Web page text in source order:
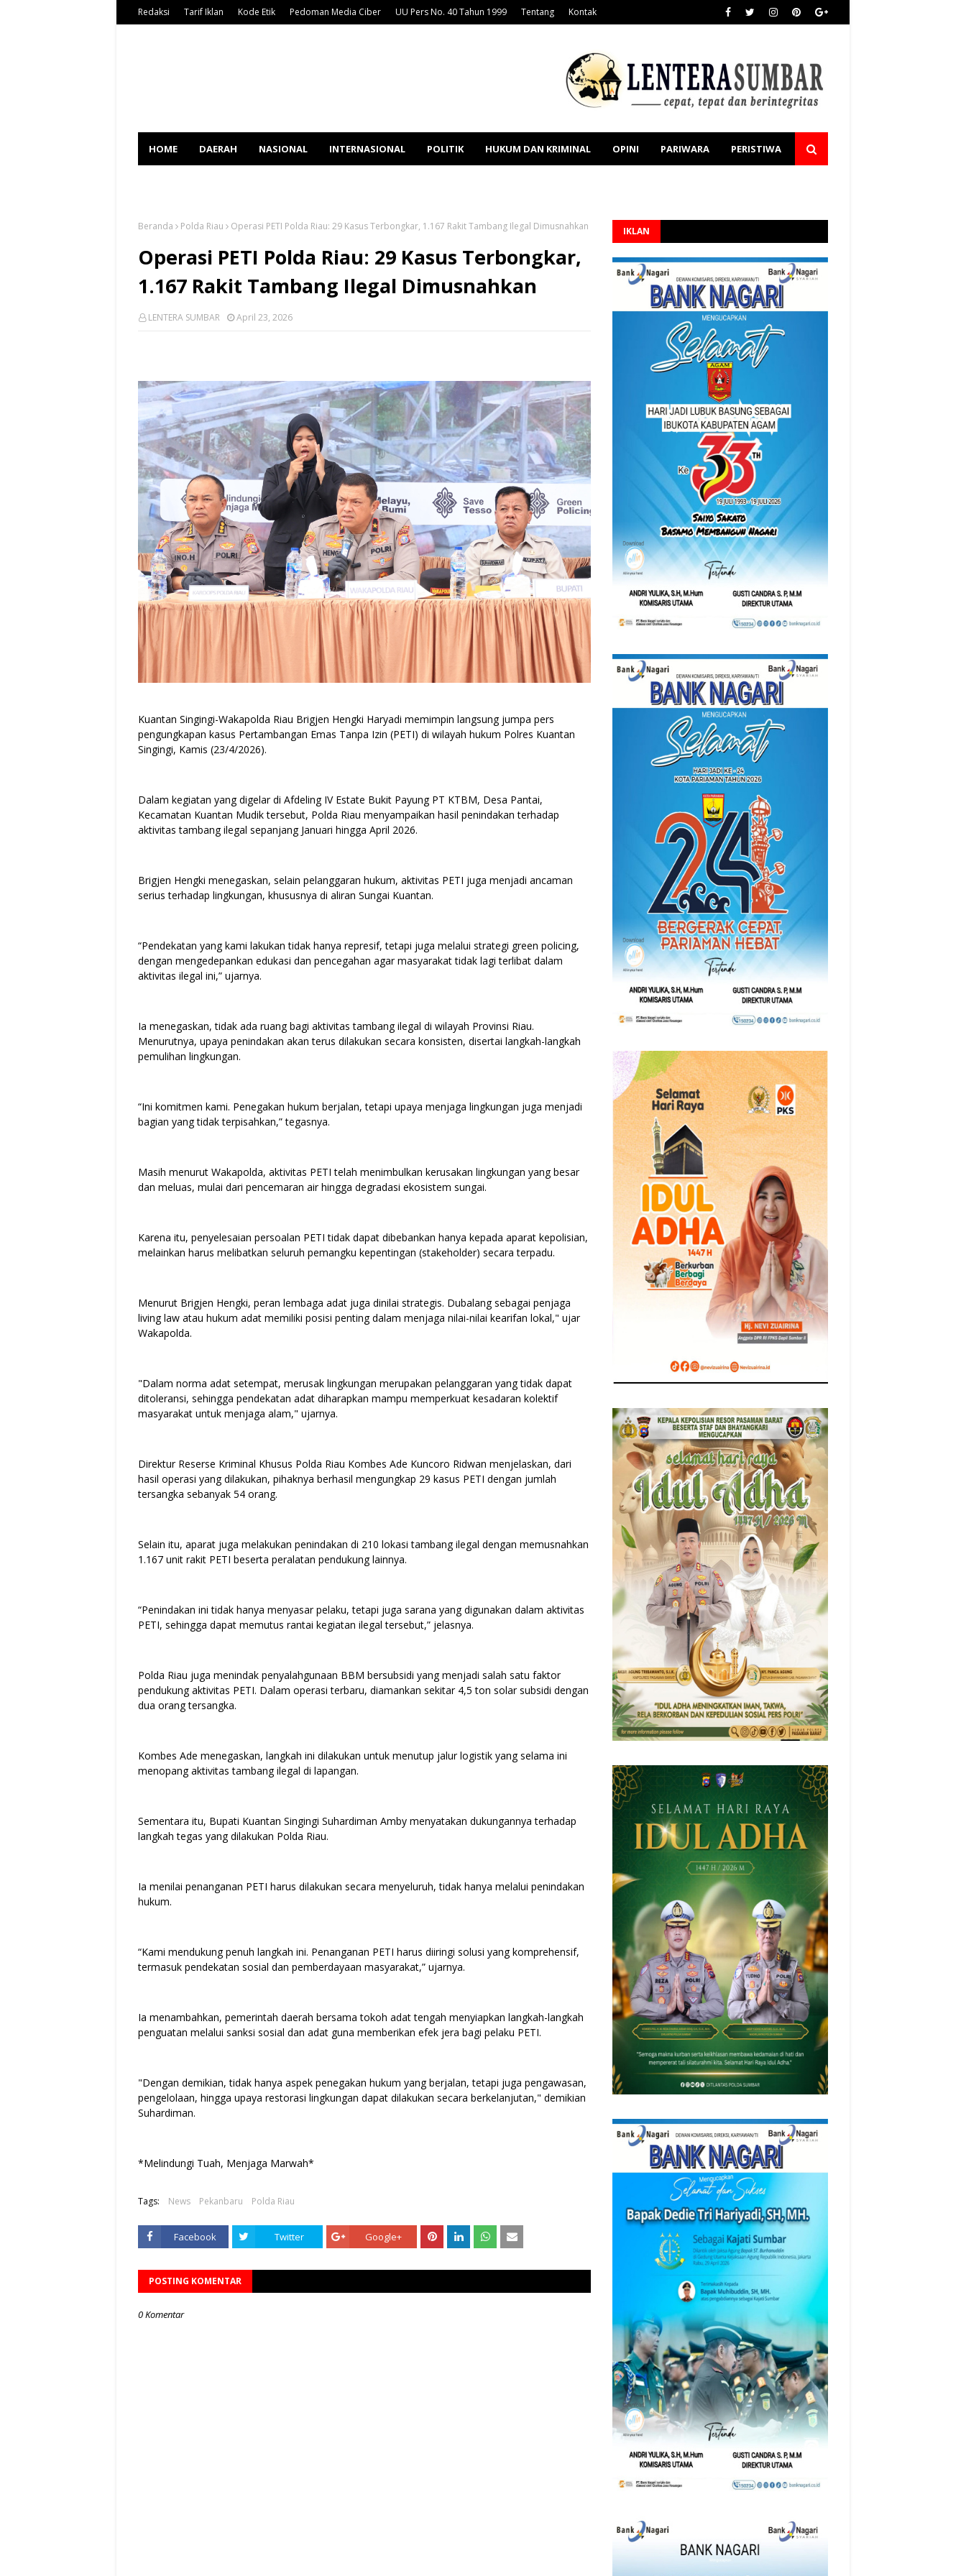
Redaksi Tarif Iklan Kode Etik Pedoman Media Ciber UU Pers No. 40 Tahun 1999 Tentang Kontak
HOME DAERAH NASIONAL INTERNASIONAL POLITIK HUKUM DAN KRIMINAL OPINI PARIWARA PERISTIWA
Beranda Polda Riau Operasi PETI Polda Riau: 29 Kasus Terbongkar, 1.167 Rakit Tambang Ilegal Dimusnahkan
Operasi PETI Polda Riau: 29 Kasus Terbongkar,
1.167 Rakit Tambang Ilegal Dimusnahkan
LENTERA SUMBAR April 23, 2026
Kuantan Singingi-Wakapolda Riau Brigjen Hengki Haryadi memimpin langsung jumpa pers
pengungkapan kasus Pertambangan Emas Tanpa Izin (PETI) di wilayah hukum Polres Kuantan
Singingi, Kamis (23/4/2026).
Dalam kegiatan yang digelar di Afdeling IV Estate Bukit Payung PT KTBM, Desa Pantai,
Kecamatan Kuantan Mudik tersebut, Polda Riau menyampaikan hasil penindakan terhadap
aktivitas tambang ilegal sepanjang Januari hingga April 2026.
Brigjen Hengki menegaskan, selain pelanggaran hukum, aktivitas PETI juga menjadi ancaman
serius terhadap lingkungan, khususnya di aliran Sungai Kuantan.
“Pendekatan yang kami lakukan tidak hanya represif, tetapi juga melalui strategi green policing,
dengan mengedepankan edukasi dan pencegahan agar masyarakat tidak lagi terlibat dalam
aktivitas ilegal ini,” ujarnya.
Ia menegaskan, tidak ada ruang bagi aktivitas tambang ilegal di wilayah Provinsi Riau.
Menurutnya, upaya penindakan akan terus dilakukan secara konsisten, disertai langkah-langkah
pemulihan lingkungan.
“Ini komitmen kami. Penegakan hukum berjalan, tetapi upaya menjaga lingkungan juga menjadi
bagian yang tidak terpisahkan,” tegasnya.
Masih menurut Wakapolda, aktivitas PETI telah menimbulkan kerusakan lingkungan yang besar
dan meluas, mulai dari pencemaran air hingga degradasi ekosistem sungai.
Karena itu, penyelesaian persoalan PETI tidak dapat dibebankan hanya kepada aparat kepolisian,
melainkan harus melibatkan seluruh pemangku kepentingan (stakeholder) secara terpadu.
Menurut Brigjen Hengki, peran lembaga adat juga dinilai strategis. Dubalang sebagai penjaga
living law atau hukum adat memiliki posisi penting dalam menjaga nilai-nilai kearifan lokal," ujar
Wakapolda.
"Dalam norma adat setempat, merusak lingkungan merupakan pelanggaran yang tidak dapat
ditoleransi, sehingga pendekatan adat diharapkan mampu memperkuat kesadaran kolektif
masyarakat untuk menjaga alam," ujarnya.
Direktur Reserse Kriminal Khusus Polda Riau Kombes Ade Kuncoro Ridwan menjelaskan, dari
hasil operasi yang dilakukan, pihaknya berhasil mengungkap 29 kasus PETI dengan jumlah
tersangka sebanyak 54 orang.
Selain itu, aparat juga melakukan penindakan di 210 lokasi tambang ilegal dengan memusnahkan
1.167 unit rakit PETI beserta peralatan pendukung lainnya.
“Penindakan ini tidak hanya menyasar pelaku, tetapi juga sarana yang digunakan dalam aktivitas
PETI, sehingga dapat memutus rantai kegiatan ilegal tersebut,” jelasnya.
Polda Riau juga menindak penyalahgunaan BBM bersubsidi yang menjadi salah satu faktor
pendukung aktivitas PETI. Dalam operasi terbaru, diamankan sekitar 4,5 ton solar subsidi dengan
dua orang tersangka.
Kombes Ade menegaskan, langkah ini dilakukan untuk menutup jalur logistik yang selama ini
menopang aktivitas tambang ilegal di lapangan.
Sementara itu, Bupati Kuantan Singingi Suhardiman Amby menyatakan dukungannya terhadap
langkah tegas yang dilakukan Polda Riau.
Ia menilai penanganan PETI harus dilakukan secara menyeluruh, tidak hanya melalui penindakan
hukum.
“Kami mendukung penuh langkah ini. Penanganan PETI harus diiringi solusi yang komprehensif,
termasuk pendekatan sosial dan pemberdayaan masyarakat,” ujarnya.
Ia menambahkan, pemerintah daerah bersama tokoh adat tengah menyiapkan langkah-langkah
penguatan melalui sanksi sosial dan adat guna memberikan efek jera bagi pelaku PETI.
"Dengan demikian, tidak hanya aspek penegakan hukum yang berjalan, tetapi juga pengawasan,
pengelolaan, hingga upaya restorasi lingkungan dapat dilakukan secara berkelanjutan," demikian
Suhardiman.
*Melindungi Tuah, Menjaga Marwah*
Tags: News Pekanbaru Polda Riau
Facebook Twitter Google+
POSTING KOMENTAR
0 Komentar
IKLAN